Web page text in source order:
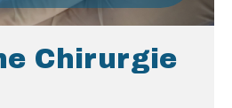
Chirurgie